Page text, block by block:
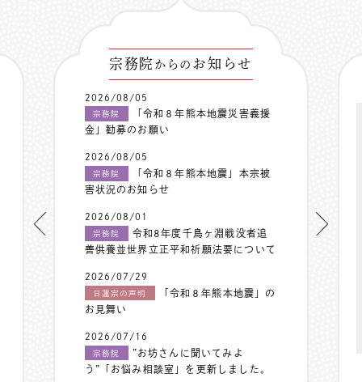
宗務院 からの お知らせ
2026/08/05
宗務院
「令和８年熊本地震災害義援
金」勧募のお願い
2026/08/05
宗務院
「令和８年熊本地震」本宗被
害状況のお知らせ
2026/08/01
宗務院
令和8年度千鳥ヶ淵戦没者追
善供養並世界立正平和祈願法要について
2026/07/29
日蓮宗の声明
「令和８年熊本地震」の
お見舞い
2026/07/16
宗務院
”お坊さんに聞いてみよ
う”「お悩み相談室」を更新しました。